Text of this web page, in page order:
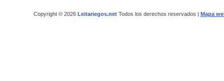
Copyright © 2026 Leitariegos.netTodos los derechos reservados | Mapa